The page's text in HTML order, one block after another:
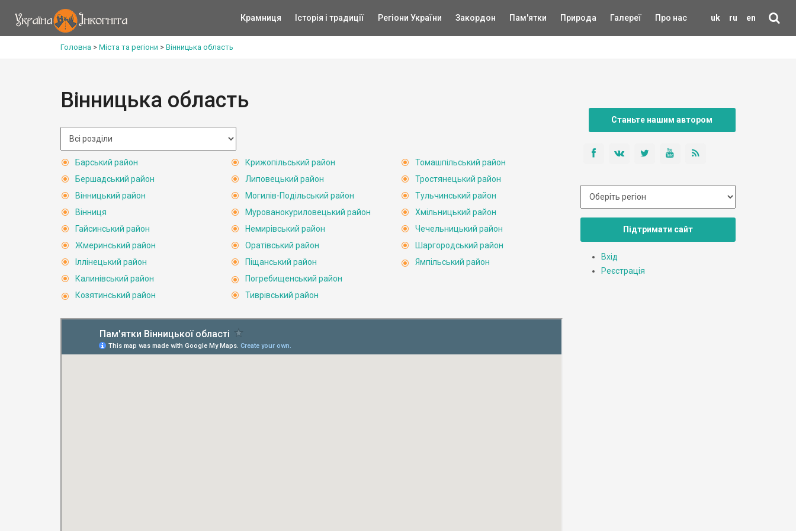
uk ru en
Крамниця Історія і традиції Регіони України Закордон Пам'ятки Природа Галереї Про нас
Головна > Міста та регіони > Вінницька область
Вінницька область
Барський район
Бершадський район
Вінницький район
Вінниця
Гайсинський район
Жмеринський район
Іллінецький район
Калинівський район
Козятинський район
Крижопільський район
Липовецький район
Могилів-Подільський район
Мурованокуриловецький район
Немирівський район
Оратівський район
Піщанський район
Погребищенський район
Тиврівський район
Томашпільський район
Тростянецький район
Тульчинський район
Хмільницький район
Чечельницький район
Шаргородський район
Ямпільський район
Станьте нашим автором
Підтримати сайт
Вхід
Реєстрація